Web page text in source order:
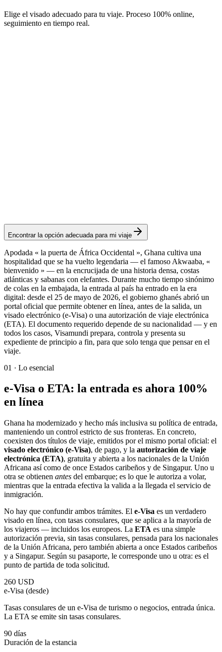
Elige el visado adecuado para tu viaje. Proceso 100% online,
seguimiento en tiempo real.
Encontrar la opción adecuada para mi viaje
Apodada « la puerta de África Occidental », Ghana cultiva una
hospitalidad que se ha vuelto legendaria — el famoso Akwaaba, «
bienvenido » — en la encrucijada de una historia densa, costas
atlánticas y sabanas con elefantes. Durante mucho tiempo sinónimo
de colas en la embajada, la entrada al país ha entrado en la era
digital: desde el 25 de mayo de 2026, el gobierno ghanés abrió un
portal oficial que permite obtener en línea, antes de la salida, un
visado electrónico (e-Visa) o una autorización de viaje electrónica
(ETA). El documento requerido depende de su nacionalidad — y en
todos los casos, Visamundi prepara, controla y presenta su
expediente de principio a fin, para que solo tenga que pensar en el
viaje.
01 · Lo esencial
e-Visa o ETA: la entrada es ahora 100%
en línea
Ghana ha modernizado y hecho más inclusiva su política de entrada,
manteniendo un control estricto de sus fronteras. En concreto,
coexisten dos títulos de viaje, emitidos por el mismo portal oficial: el
visado electrónico (e-Visa), de pago, y la autorización de viaje
electrónica (ETA), gratuita y abierta a los nacionales de la Unión
Africana así como de once Estados caribeños y de Singapur. Uno u
otra se obtienen antes del embarque; es lo que le autoriza a volar,
mientras que la entrada efectiva la valida a la llegada el servicio de
inmigración.
No hay que confundir ambos trámites. El e-Visa es un verdadero
visado en línea, con tasas consulares, que se aplica a la mayoría de
los viajeros — incluidos los europeos. La ETA es una simple
autorización previa, sin tasas consulares, pensada para los nacionales
de la Unión Africana, pero también abierta a once Estados caribeños
y a Singapur. Según su pasaporte, le corresponde uno u otra: es el
punto de partida de toda solicitud.
260 USD
e-Visa (desde)
Tasas consulares de un e-Visa de turismo o negocios, entrada única.
La ETA se emite sin tasas consulares.
90 días
Duración de la estancia